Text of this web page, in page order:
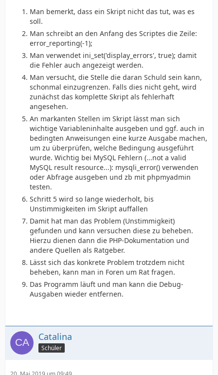
Man bemerkt, dass ein Skript nicht das tut, was es
soll.
Man schreibt an den Anfang des Scriptes die Zeile:
error_reporting(-1);
Man verwendet ini_set('display_errors', true); damit
die Fehler auch angezeigt werden.
Man versucht, die Stelle die daran Schuld sein kann,
schonmal einzugrenzen. Falls dies nicht geht, wird
zunächst das komplette Skript als fehlerhaft
angesehen.
An markanten Stellen im Skript lässt man sich
wichtige Variableninhalte ausgeben und ggf. auch in
bedingten Anweisungen eine kurze Ausgabe machen,
um zu überprüfen, welche Bedingung ausgeführt
wurde. Wichtig bei MySQL Fehlern (...not a valid
MySQL result resource...): mysqli_error() verwenden
oder Abfrage ausgeben und zb mit phpmyadmin
testen.
Schritt 5 wird so lange wiederholt, bis
Unstimmigkeiten im Skript auffallen
Damit hat man das Problem (Unstimmigkeit)
gefunden und kann versuchen diese zu beheben.
Hierzu dienen dann die PHP-Dokumentation und
andere Quellen als Ratgeber.
Lässt sich das konkrete Problem trotzdem nicht
beheben, kann man in Foren um Rat fragen.
Das Programm läuft und man kann die Debug-
Ausgaben wieder entfernen.
Catalina
Schüler